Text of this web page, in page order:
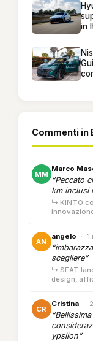
in
Commenti in
MM
Marco
“Peccato
km inclusi
↳ KINTO
AN
angelo · 1
scegliere”
↳ SEAT
design,
CR
Cristina ·
ypsilon”